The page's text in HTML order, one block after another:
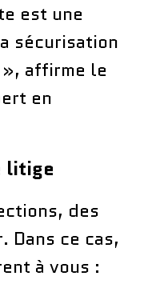
est une
sécurisation
affirme le
en
litige
des
Dans ce cas,
à vous :